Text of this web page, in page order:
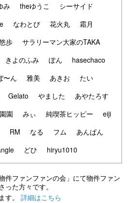
み theゆうこ
シーサイド
なわとび 花火丸
霜月
歩
サラリーマン大家のTAKA
きよのふみ ぽん
hasechaco
〜ん 雅美 あきお
たい
Gelato やました
あやたろす
園園 みぃ 純喫茶ヒッピー
eiji
RM なる フム
あんぱん
どひ hiryu1010
件ファンファンの会」にて物件ファン
た方々です。
す。 詳細はこちら